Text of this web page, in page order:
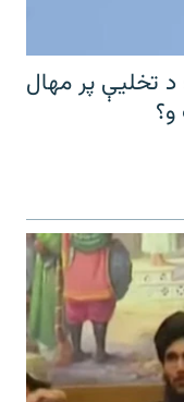
د تخلیې پر مهال